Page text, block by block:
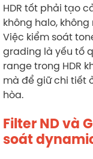
HDR tốt phải tạo
không halo,
Việc kiểm soát
grading là yếu tố
range trong HDR
mà để giữ chi tiết
hòa.
Filter ND và
soát